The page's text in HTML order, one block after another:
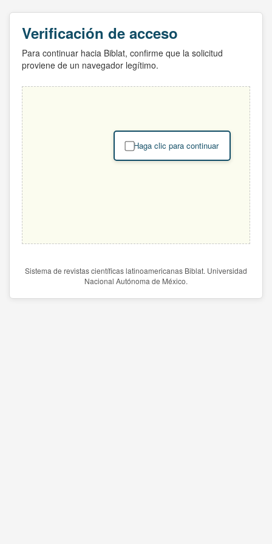
Verificación de acceso
Para continuar hacia Biblat, confirme que la solicitud
proviene de un navegador legítimo.
Haga clic para continuar
Sistema de revistas científicas latinoamericanas Biblat. Universidad
Nacional Autónoma de México.